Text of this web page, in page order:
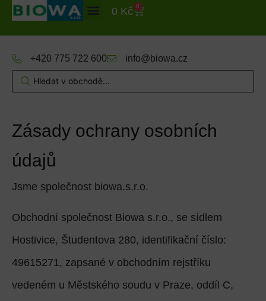
0 Kč 0
+420 775 722 600 info@biowa.cz
Zásady ochrany osobních
údajů
Jsme společnost biowa.s.r.o.
Obchodní společnost Biowa s.r.o. , se sídlem
Hostivice, Študentova 280, identifikační číslo:
49615271, zapsané v obchodním rejstříku
vedeném u Městského soudu v Praze, oddíl C,